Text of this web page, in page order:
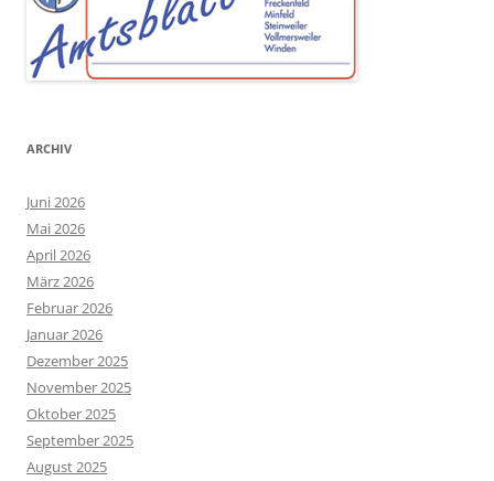
ARCHIV
Juni 2026
Mai 2026
April 2026
März 2026
Februar 2026
Januar 2026
Dezember 2025
November 2025
Oktober 2025
September 2025
August 2025